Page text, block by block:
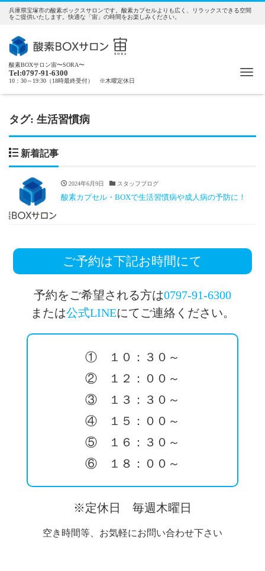
兵庫県宝塚市の酸素ボックスサロンです。酸素カプセルよりも広く、リラックスできる空間
をご提供いたします。快適な「宙」の時間をお楽しみください。
酸素BOXサロン宙〜SORA〜
Tel:0797-91-6300
10：30～19:30（18時最終受付） ※木曜定休日
タグ: 生活習慣病
新着記事
2024年6月9日 スタッフブログ
酸素カプセル・BOXで生活習慣病や成人病の予防に！
ご予約は下記お時間にて
予約をご希望される方は0797-91-6300
または公式LINEにてご連絡ください。
① １０：３０～
② １２：００～
③ １３：３０～
④ １５：００～
⑤ １６：３０～
⑥ １８：００～
※定休日 毎週木曜日
空き時間等、お気軽にお問い合わせ下さい